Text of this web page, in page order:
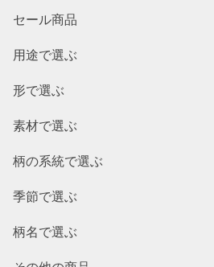
セール商品
用途で選ぶ
形で選ぶ
素材で選ぶ
柄の系統で選ぶ
季節で選ぶ
柄名で選ぶ